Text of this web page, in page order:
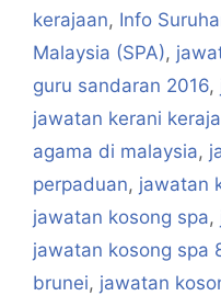
kerajaan, Info
Malaysia (SPA),
guru sandaran 2016,
jawatan kerani
agama di malaysia,
perpaduan, jawatan
jawatan kosong spa,
jawatan kosong spa
brunei, jawatan